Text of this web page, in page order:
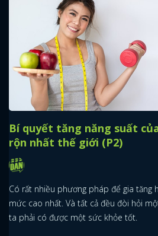
Bí quyết tăng năng suất
rộn nhất thế giới (P2)
Có rất nhiều phương pháp để gia tăng
mức cao nhất. Và tất cả đều đòi hỏi
ta phải có được một sức khỏe tốt.